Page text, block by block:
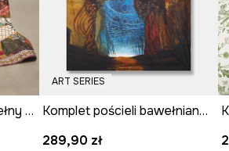
Komplet pościeli z bawełny satynowej z kolekcji Ilona Tambor x Medicine
ART SERIES
Komplet pościeli bawełnianej z kolekcji Zdzisław Beksiński x Medicine
289,90 zł